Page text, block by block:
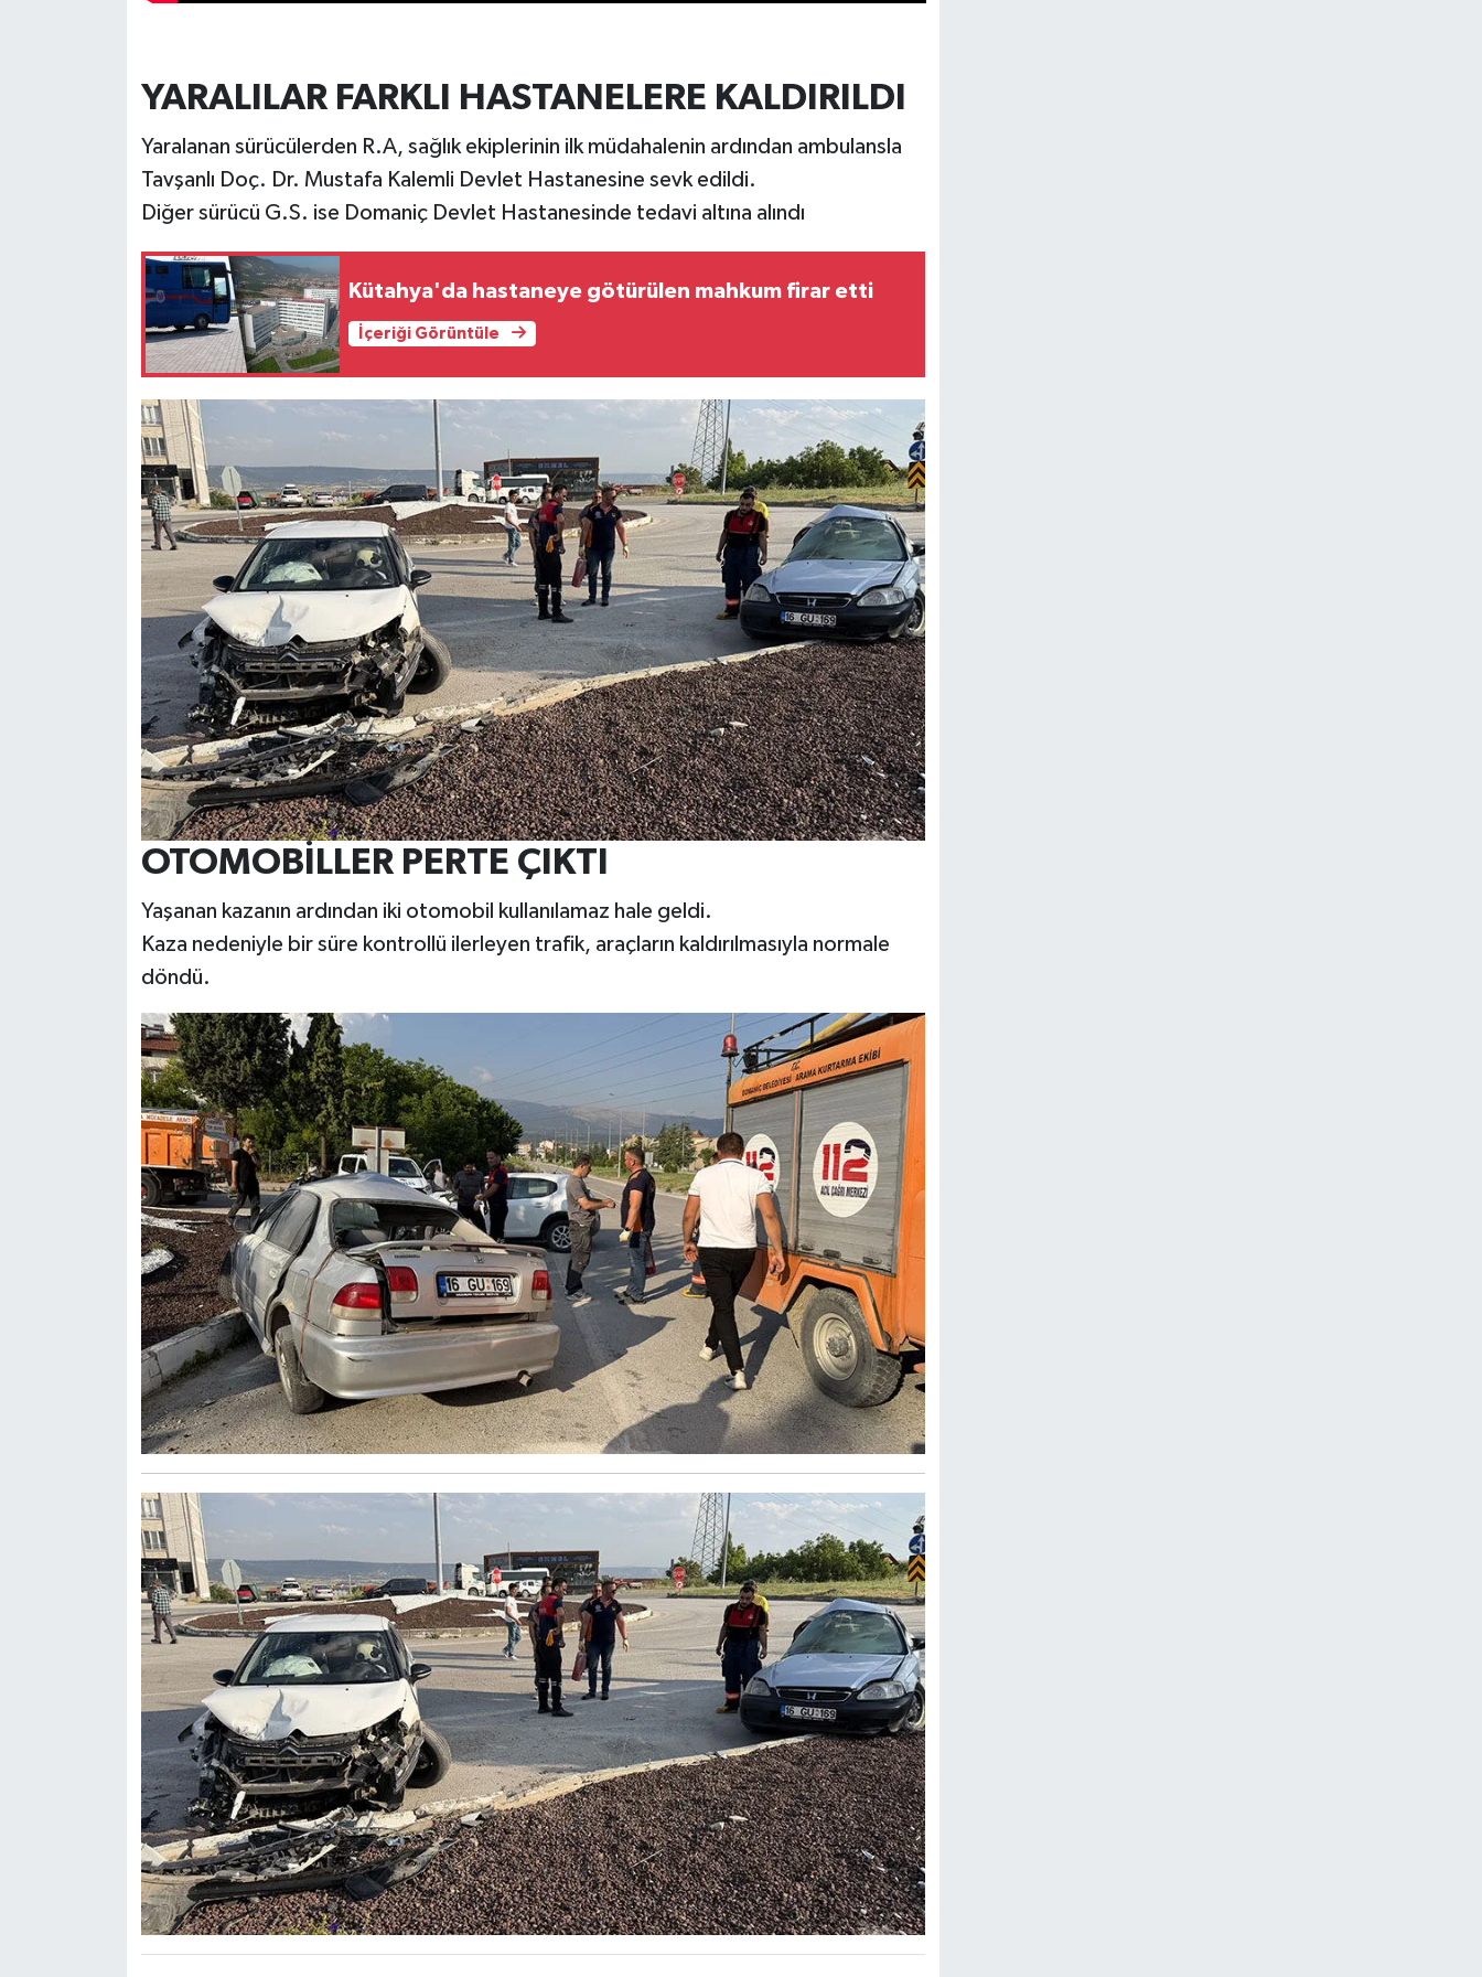
YARALILAR FARKLI HASTANELERE KALDIRILDI
Yaralanan sürücülerden R.A, sağlık ekiplerinin ilk müdahalenin ardından ambulansla
Tavşanlı Doç. Dr. Mustafa Kalemli Devlet Hastanesine sevk edildi.
Diğer sürücü G.S. ise Domaniç Devlet Hastanesinde tedavi altına alındı
Kütahya'da hastaneye götürülen mahkum firar etti
İçeriği Görüntüle
OTOMOBİLLER PERTE ÇIKTI
Yaşanan kazanın ardından iki otomobil kullanılamaz hale geldi.
Kaza nedeniyle bir süre kontrollü ilerleyen trafik, araçların kaldırılmasıyla normale
döndü.
Yemek Tarifleri